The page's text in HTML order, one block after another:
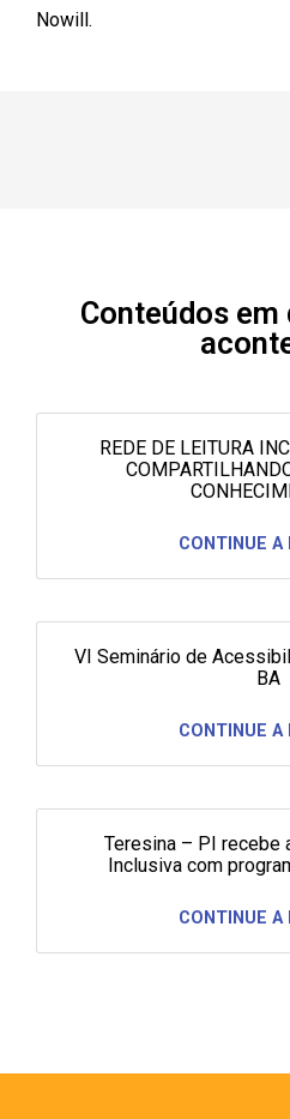
Nowill.
Conteúdos em
REDE DE LEITURA
CONTINUE A
VI Seminário de
BA
CONTINUE A
Teresina – PI recebe
Inclusiva com
CONTINUE A